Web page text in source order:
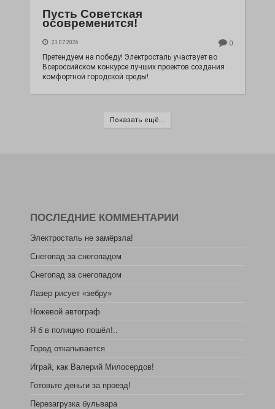
Пусть Советская
осовременится!
23.07.2026 0
Претендуем на победу! Электросталь участвует во
Всероссийском конкурсе лучших проектов создания
комфортной городской среды!
Показать ещё...
ПОСЛЕДНИЕ КОММЕНТАРИИ
Электросталь не замёрзла!
Снегопад за снегопадом
Снегопад за снегопадом
Лазер рисует «зебру»
Ножевой автограф
Я б в полицию пошёл!..
Город откапывается
Играй, как Валерий Милосердов!
Готовьте деньги за проезд!
Перезагрузка бульвара